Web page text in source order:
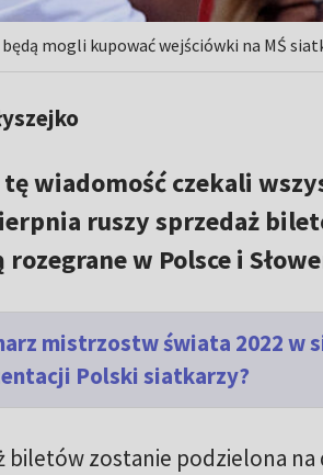
mogli kupować wejściówki na MŚ
tę wiadomość czekali
ruszy sprzedaż
rozegrane w Polsce i
mistrzostw świata 2022 w
Polski siatkarzy?
biletów zostanie podzielona na